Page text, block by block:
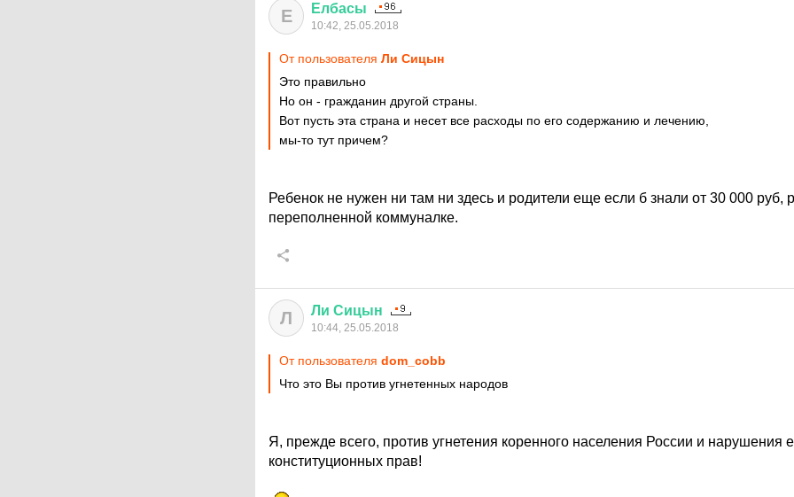
Е Елбасы
10:42, 25.05.2018
От пользователя Ли Сицын
Это правильно
Но он - гражданин другой страны.
Вот пусть эта страна и несет все расходы по его содержанию и лечению,
мы-то тут причем?
Ребенок не нужен ни там ни здесь и родители еще если б знали от 30 000 руб,
переполненной коммуналке.
Л Ли Сицын
10:44, 25.05.2018
От пользователя dom_cobb
Что это Вы против угнетенных народов
Я, прежде всего, против угнетения коренного населения России и нарушения
конституционных прав!